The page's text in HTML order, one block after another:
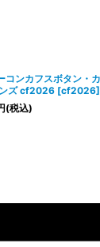
コンカフスボタン・
ズ cf2026 [cf2026]
(税込)